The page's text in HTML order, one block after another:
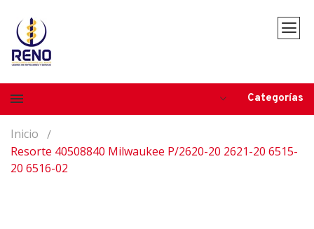
Categorías
Inicio
Resorte 40508840 Milwaukee P/2620-20 2621-20 6515-
20 6516-02